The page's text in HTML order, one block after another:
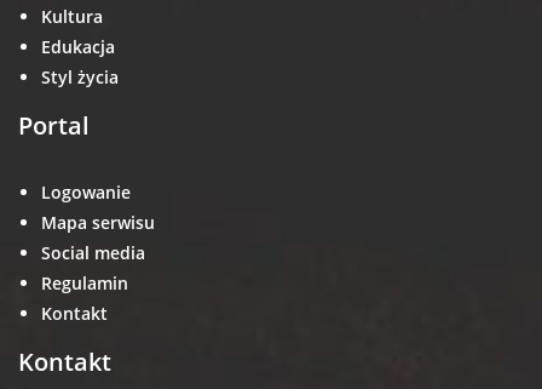
Kultura
Edukacja
Styl życia
Portal
Logowanie
Mapa serwisu
Social media
Regulamin
Kontakt
Kontakt